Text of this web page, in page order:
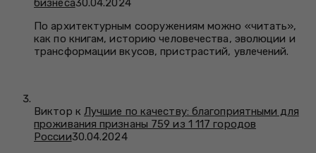
бизнеса30.04.2024
По архитектурным сооружениям можно «читать»,
как по книгам, историю человечества, эволюции и
трансформации вкусов, пристрастий, увлечений.
Виктор к Лучшие по качеству: благоприятными для
проживания признаны 759 из 1 117 городов
России30.04.2024